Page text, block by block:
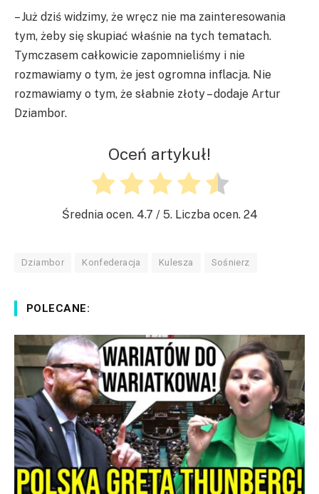
– Już dziś widzimy, że wręcz nie ma zainteresowania
tym, żeby się skupiać właśnie na tych tematach.
Tymczasem całkowicie zapomnieliśmy i nie
rozmawiamy o tym, że jest ogromna inflacja. Nie
rozmawiamy o tym, że słabnie złoty – dodaje Artur
Dziambor.
Oceń artykuł!
Średnia ocen. 4.7 / 5. Liczba ocen. 24
Dziambor Konfederacja Kulesza Sośnierz
POLECANE: